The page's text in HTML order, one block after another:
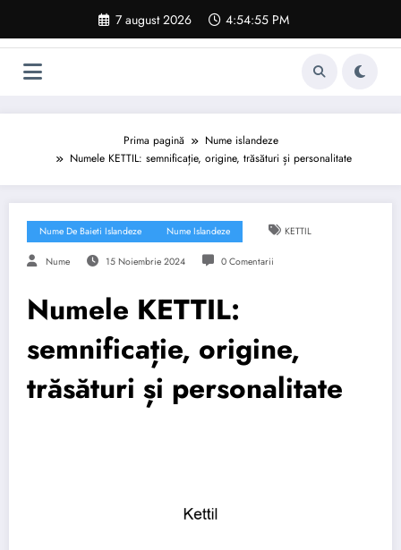
conținut
7 august 2026 4:54:56 PM
Prima pagină
Nume islandeze
Numele KETTIL: semnificație, origine, trăsături și personalitate
Nume De Baieti Islandeze Nume Islandeze KETTIL
Nume 15 Noiembrie 2024 0 Comentarii
Numele KETTIL:
semnificație, origine,
trăsături și personalitate